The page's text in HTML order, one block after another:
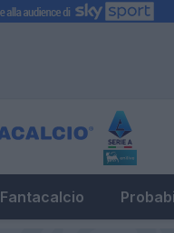
Fantacalcio